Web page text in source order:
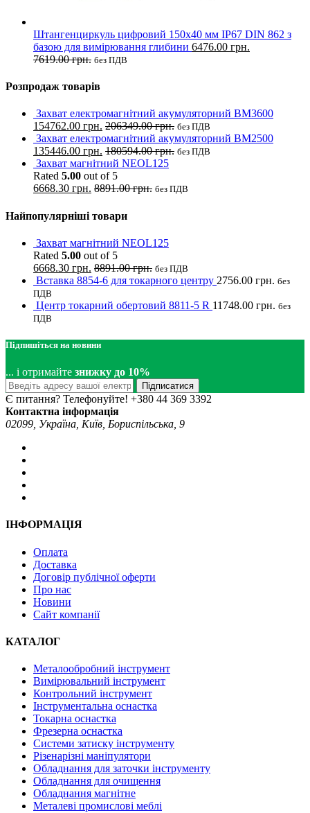
Штангенциркуль цифровий 150х40 мм IP67 DIN 862 з
базою для вимірювання глибини 6476.00 грн.
7619.00грн. без ПДВ
Розпродаж товарів
Захват електромагнітний акумуляторний BM3600
154762.00 грн. 206349.00грн. без ПДВ
Захват електромагнітний акумуляторний BM2500
135446.00 грн. 180594.00грн. без ПДВ
Захват магнітний NEOL125
Rated 5.00 out of 5
6668.30 грн. 8891.00грн. без ПДВ
Найпопулярніші товари
Захват магнітний NEOL125
Rated 5.00 out of 5
6668.30 грн. 8891.00грн. без ПДВ
Вставка 8854-6 для токарного центру 2756.00 грн. без
ПДВ
Центр токарний обертовий 8811-5 R 11748.00 грн. без
ПДВ
Підпишіться на новини
... і отримайте знижку до 10%
Підписатися
Є питання? Телефонуйте! +380 44 369 3392
Контактна інформація
02099, Україна, Київ, Бориспільська, 9
ІНФОРМАЦІЯ
Оплата
Доставка
Договір публічної оферти
Про нас
Новини
Сайт компанії
КАТАЛОГ
Металообробний інструмент
Вимірювальний інструмент
Контрольний інструмент
Інструментальна оснастка
Токарна оснастка
Фрезерна оснастка
Системи затиску інструменту
Різенарізні маніпулятори
Обладнання для заточки інструменту
Обладнання для очищення
Обладнання магнітне
Металеві промислові меблі